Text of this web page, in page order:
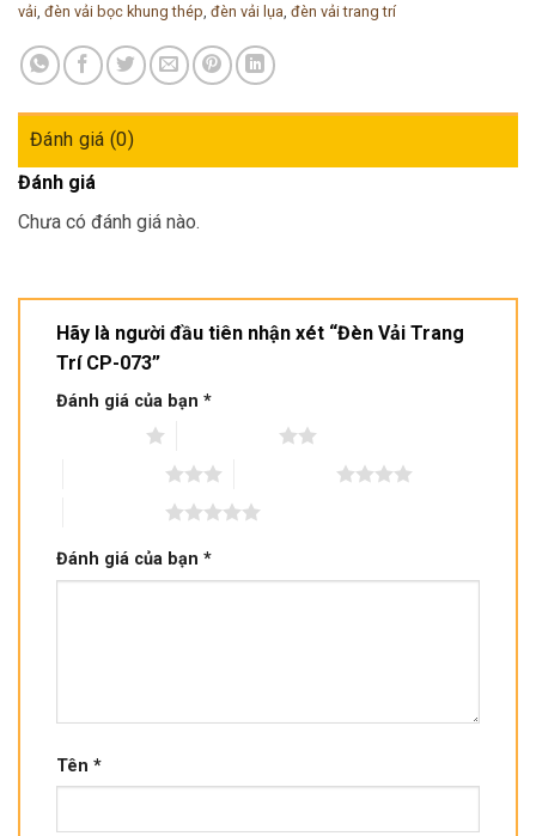
vải đèn vải bọc khung thép đèn vải lụa đèn vải trang trí
Đánh giá (0)
Đánh giá
Chưa có đánh giá nào.
Hãy là người đầu tiên nhận xét “Đèn Vải Trang
Trí CP-073”
Đánh giá của bạn *
Đánh giá của bạn *
Tên *